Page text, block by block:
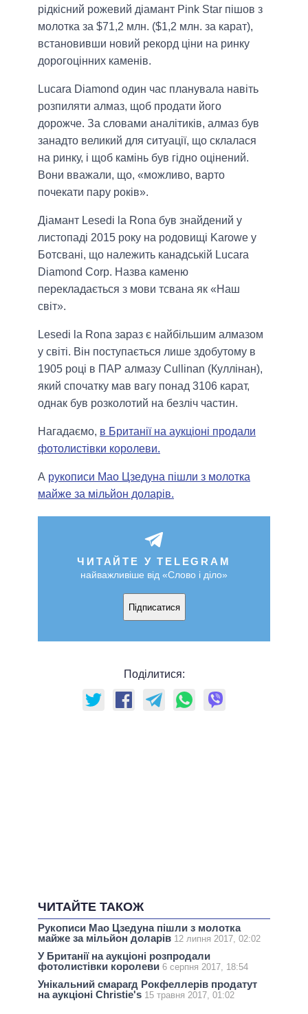
рідкісний рожевий діамант Pink Star пішов з
молотка за $71,2 млн. ($1,2 млн. за карат),
встановивши новий рекорд ціни на ринку
дорогоцінних каменів.
Lucara Diamond один час планувала навіть
розпиляти алмаз, щоб продати його
дорожче. За словами аналітиків, алмаз був
занадто великий для ситуації, що склалася
на ринку, і щоб камінь був гідно оцінений.
Вони вважали, що, «можливо, варто
почекати пару років».
Діамант Lesedi la Rona був знайдений у
листопаді 2015 року на родовищі Karowe у
Ботсвані, що належить канадській Lucara
Diamond Corp. Назва каменю
перекладається з мови тсвана як «Наш
світ».
Lesedi la Rona зараз є найбільшим алмазом
у світі. Він поступається лише здобутому в
1905 році в ПАР алмазу Cullinan (Куллінан),
який спочатку мав вагу понад 3106 карат,
однак був розколотий на безліч частин.
Нагадаємо, в Британії на аукціоні продали
фотолистівки королеви.
А рукописи Мао Цзедуна пішли з молотка
майже за мільйон доларів.
ЧИТАЙТЕ У TELEGRAM
найважливіше від «Слово і діло»
Підписатися
Поділитися:
ЧИТАЙТЕ ТАКОЖ
Рукописи Мао Цзедуна пішли з молотка
майже за мільйон доларів 12 липня 2017, 02:02
У Британії на аукціоні розпродали
фотолистівки королеви 6 серпня 2017, 18:54
Унікальний смарагд Рокфеллерів продатут
на аукціоні Christie's 15 травня 2017, 01:02